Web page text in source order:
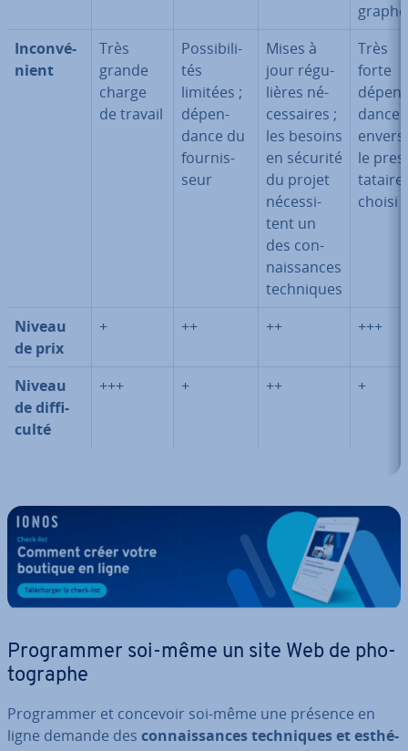
graphe
In­con­vé­
nient
Très
grande
charge
de travail
Pos­si­bi­li­
tés
limitées ;
dé­pen­
dance du
four­nis­
seur
Mises à
jour ré­gu­
lières né­
ces­saires ;
les besoins
en sécurité
du projet
né­ces­si­
tent un
des con­
nais­sances
tech­niques
Très
forte
dé­pen­
dance
envers
le pres­
ta­taire
choisi
Niveau
de prix
+ ++ ++ +++
Niveau
de dif­fi­
culté
+++ + ++ +
Pro­gram­mer soi-même un site Web de pho­
to­graphe
Pro­gram­mer et concevoir soi-même une présence en
ligne demande des con­nais­sances tech­niques et es­thé­